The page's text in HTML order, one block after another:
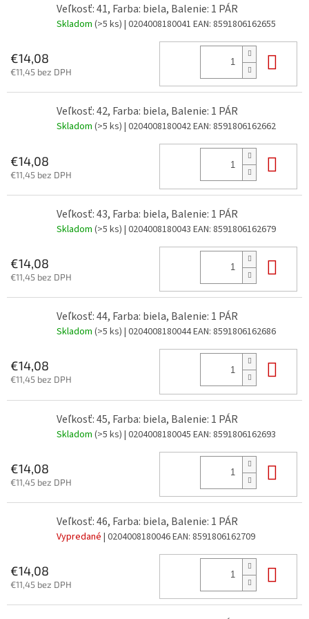
Veľkosť: 41, Farba: biela, Balenie: 1 PÁR
Skladom (>5 ks) | 0204008180041 EAN: 8591806162655
€14,08
€11,45 bez DPH
Veľkosť: 42, Farba: biela, Balenie: 1 PÁR
Skladom (>5 ks) | 0204008180042EAN: 8591806162662
€14,08
€11,45 bez DPH
Veľkosť: 43, Farba: biela, Balenie: 1 PÁR
Skladom (>5 ks) | 0204008180043 EAN: 8591806162679
€14,08
€11,45 bez DPH
Veľkosť: 44, Farba: biela, Balenie: 1 PÁR
Skladom (>5 ks) | 0204008180044EAN: 8591806162686
€14,08
€11,45 bez DPH
Veľkosť: 45, Farba: biela, Balenie: 1 PÁR
Skladom (>5 ks) | 0204008180045 EAN: 8591806162693
€14,08
€11,45 bez DPH
Veľkosť: 46, Farba: biela, Balenie: 1 PÁR
Vypredané | 0204008180046EAN: 8591806162709
€14,08
€11,45 bez DPH